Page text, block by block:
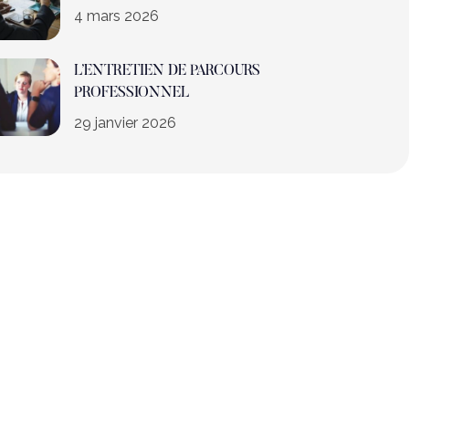
4 mars 2026
L’ENTRETIEN DE PARCOURS
PROFESSIONNEL
29 janvier 2026